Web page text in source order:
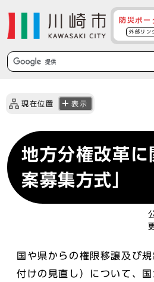
防災ポー
外部リン
現在位置 表示
地方分権改革に
案募集方式」
国や県からの権限移譲及び
付けの見直し）について、国